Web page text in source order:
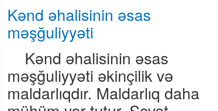
Kənd əhalisinin əsas
məşğuliyyəti
Kənd əhalisinin əsas
məşğuliyyəti əkinçilik və
maldarlıqdır. Maldarlıq daha